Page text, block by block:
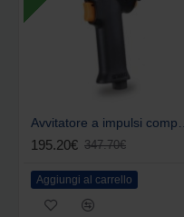
195.20€ 347.70€
Aggiungi al carrello